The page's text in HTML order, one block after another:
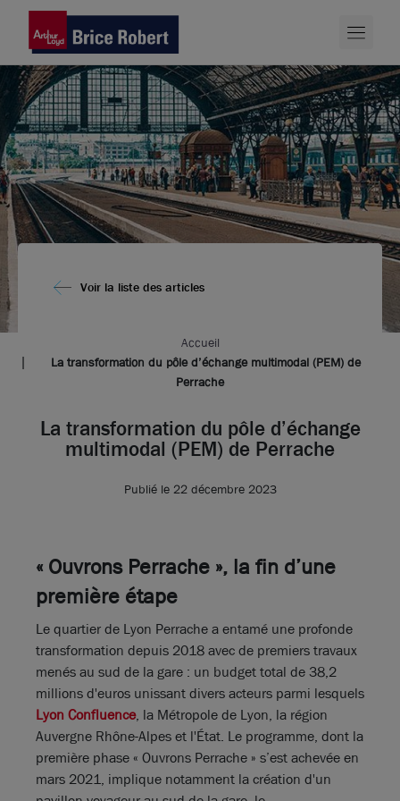
Voir la liste des articles
Accueil
La transformation du pôle d’échange multimodal (PEM) de
Perrache
La transformation du pôle d’échange
multimodal (PEM) de Perrache
Publié le 22 décembre 2023
« Ouvrons Perrache », la fin d’une
première étape
Le quartier de Lyon Perrache a entamé une profonde
transformation depuis 2018 avec de premiers travaux
menés au sud de la gare : un budget total de 38,2
millions d'euros unissant divers acteurs parmi lesquels
Lyon Confluence, la Métropole de Lyon, la région
Auvergne Rhône-Alpes et l'État. Le programme, dont la
première phase « Ouvrons Perrache » s’est achevée en
mars 2021, implique notamment la création d'un